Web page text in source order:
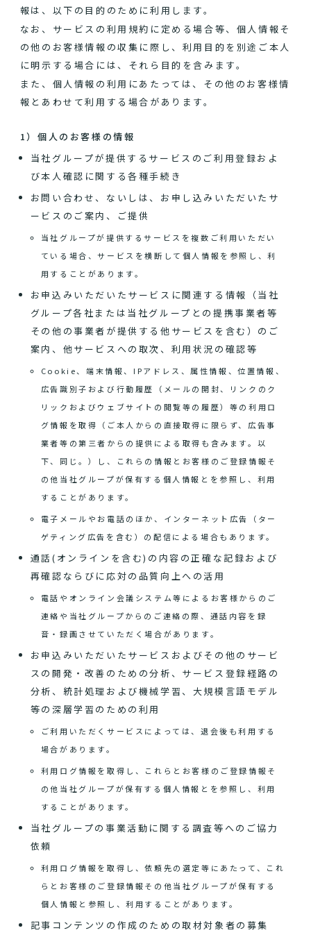
報は、以下の目的のために利用します。
なお、サービスの利用規約に定める場合等、個人情報そ
の他のお客様情報の収集に際し、利用目的を別途ご本人
に明示する場合には、それら目的を含みます。
また、個人情報の利用にあたっては、その他のお客様情
報とあわせて利用する場合があります。
1）個人のお客様の情報
当社グループが提供するサービスのご利用登録およ
び本人確認に関する各種手続き
お問い合わせ、ないしは、お申し込みいただいたサ
ービスのご案内、ご提供
当社グループが提供するサービスを複数ご利用いただい
ている場合、サービスを横断して個人情報を参照し、利
用することがあります。
お申込みいただいたサービスに関連する情報（当社
グループ各社または当社グループとの提携事業者等
その他の事業者が提供する他サービスを含む）のご
案内、他サービスへの取次、利用状況の確認等
Cookie、端末情報、IPアドレス、属性情報、位置情報、
広告識別子および行動履歴（メールの開封、リンクのク
リックおよびウェブサイトの閲覧等の履歴）等の利用ロ
グ情報を取得（ご本人からの直接取得に限らず、広告事
業者等の第三者からの提供による取得も含みます。以
下、同じ。）し、これらの情報とお客様のご登録情報そ
の他当社グループが保有する個人情報とを参照し、利用
することがあります。
電子メールやお電話のほか、インターネット広告（ター
ゲティング広告を含む）の配信による場合もあります。
通話(オンラインを含む)の内容の正確な記録および
再確認ならびに応対の品質向上への活用
電話やオンライン会議システム等によるお客様からのご
連絡や当社グループからのご連絡の際、通話内容を録
音・録画させていただく場合があります。
お申込みいただいたサービスおよびその他のサービ
スの開発・改善のための分析、サービス登録経路の
分析、統計処理および機械学習、大規模言語モデル
等の深層学習のための利用
ご利用いただくサービスによっては、退会後も利用する
場合があります。
利用ログ情報を取得し、これらとお客様のご登録情報そ
の他当社グループが保有する個人情報とを参照し、利用
することがあります。
当社グループの事業活動に関する調査等へのご協力
依頼
利用ログ情報を取得し、依頼先の選定等にあたって、これ
らとお客様のご登録情報その他当社グループが保有する
個人情報と参照し、利用することがあります。
記事コンテンツの作成のための取材対象者の募集